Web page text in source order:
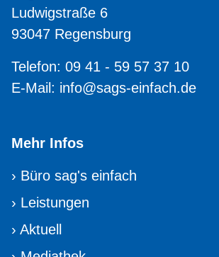
Ludwigstraße 6
93047 Regensburg
Telefon: 09 41 - 59 57 37 10
E-Mail: info@sags-einfach.de
Mehr Infos
› Büro sag's einfach
› Leistungen
› Aktuell